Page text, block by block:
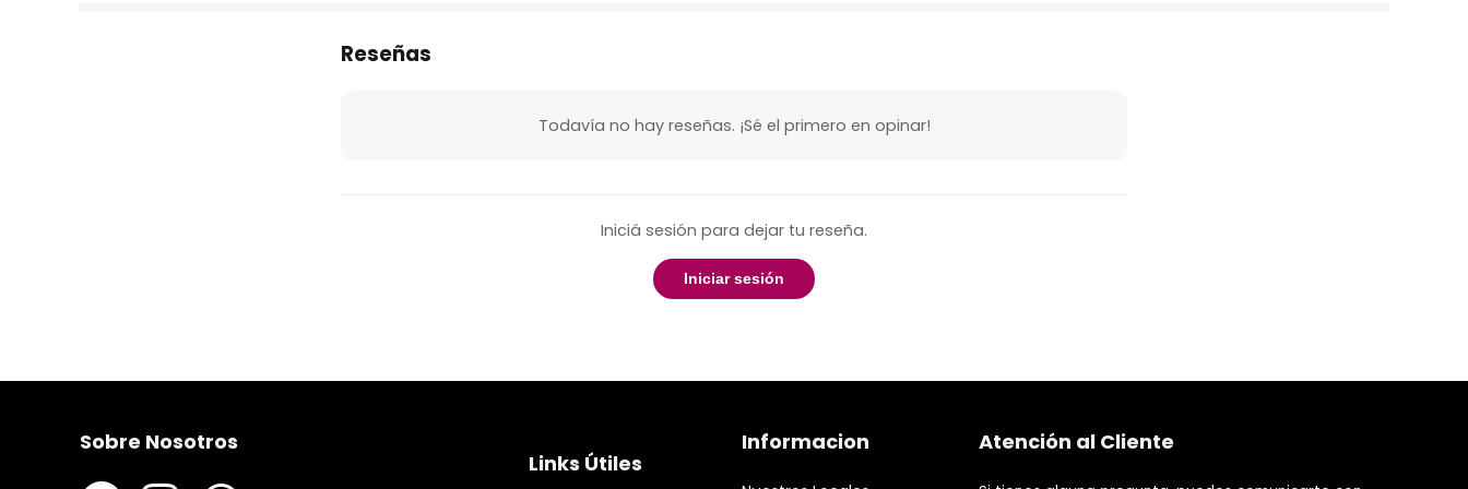
Reseñas
Todavía no hay reseñas. ¡Sé el primero en opinar!
Iniciá sesión para dejar tu reseña.
Iniciar sesión
Sobre Nosotros
Links Útiles
Informacion Atención al Cliente